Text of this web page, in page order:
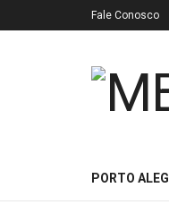
Fale Conosco
PORTO